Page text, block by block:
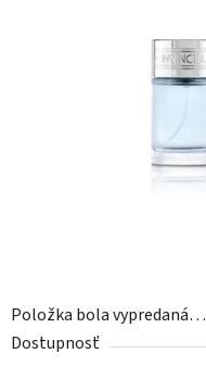
Položka bola vypredaná…
Dostupnosť